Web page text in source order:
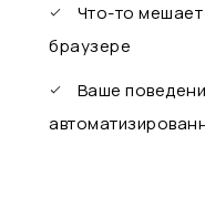
Что-то
браузере
Ваше